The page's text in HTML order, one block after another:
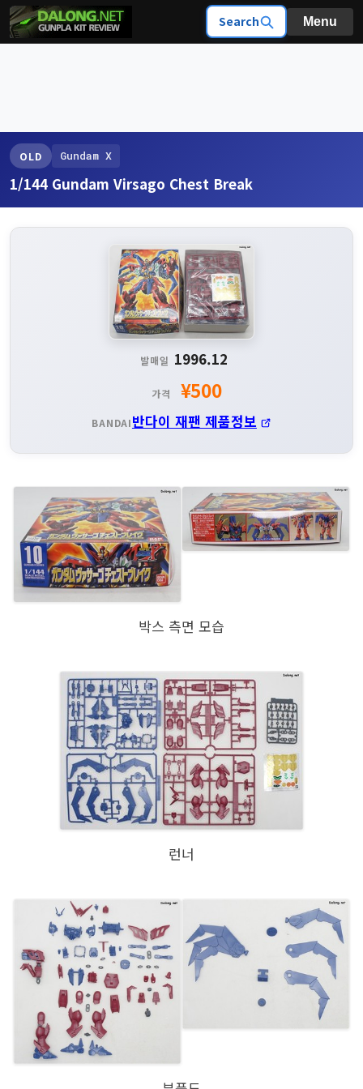
Search Menu
OLD Gundam X
1/144 Gundam Virsago Chest Break
발매일 1996.12
가격 ¥500
BANDAI반다이 재팬 제품정보
박스 측면 모습
런너